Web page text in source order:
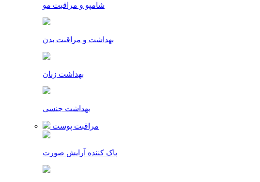
شامپو و مراقبت مو
بهداشت و مراقبت بدن
بهداشت زنان
بهداشت جنسی
مراقبت پوست
پاک کننده آرایش صورت